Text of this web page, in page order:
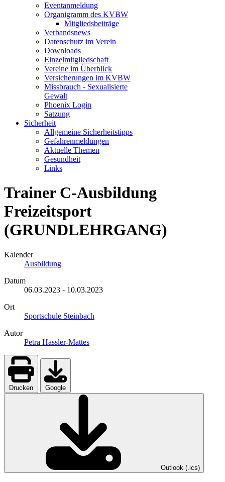
Eventanmeldung
Organigramm des KVBW
Mitgliedsbeiträge
Verbandsnews
Datenschutz im Verein
Downloads
Einzelmitgliedschaft
Vereine im Überblick
Versicherungen im KVBW
Missbrauch - Sexualisierte
Gewalt
Phoenix Login
Satzung
Sicherheit
Allgemeine Sicherheitstipps
Gefahrenmeldungen
Aktuelle Themen
Gesundheit
Links
Trainer C-Ausbildung
Freizeitsport
(GRUNDLEHRGANG)
Kalender
Ausbildung
Datum
06.03.2023 - 10.03.2023
Ort
Sportschule Steinbach
Autor
Petra Hassler-Mattes
Drucken Google
Outlook (.ics)